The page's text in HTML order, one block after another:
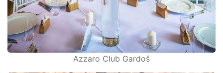
Azzaro Club Gardoš